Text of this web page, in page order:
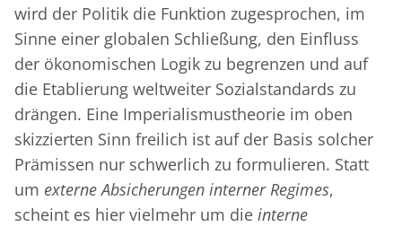
wird der Politik die Funktion zugesprochen, im
Sinne einer globalen Schließung, den Einfluss
der ökonomischen Logik zu begrenzen und auf
die Etablierung weltweiter Sozialstandards zu
drängen. Eine Imperialismustheorie im oben
skizzierten Sinn freilich ist auf der Basis solcher
Prämissen nur schwerlich zu formulieren. Statt
um externe Absicherungen interner Regimes,
scheint es hier vielmehr um die interne